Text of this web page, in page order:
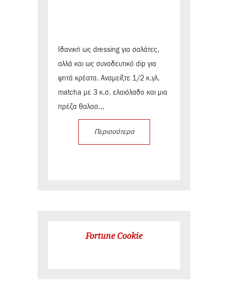
Ιδανική ως dressing για σαλάτες,
αλλά και ως συνοδευτικό dip για
ψητά κρέατα. Αναμείξτε 1/2 κ.γλ.
matcha με 3 κ.σ. ελαιόλαδο και μια
πρέζα θαλασ...
Περισσότερα
Fortune Cookie